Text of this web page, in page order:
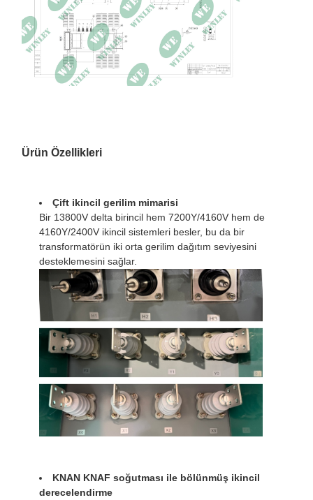
Boyutları 130 x 107 x 96 inç
Ağırlık 32350 lb
Ürün Özellikleri
Çift ikincil gerilim mimarisi
Bir 13800V delta birincil hem 7200Y/4160V hem de
4160Y/2400V ikincil sistemleri besler, bu da bir
transformatörün iki orta gerilim dağıtım seviyesini
desteklemesini sağlar.
KNAN KNAF soğutması ile bölünmüş ikincil
derecelendirme